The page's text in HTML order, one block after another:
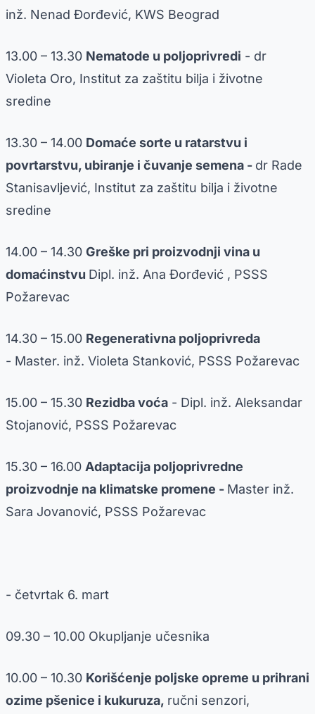
inž. Nenad Đorđević, KWS Beograd
13.00 – 13.30 Nematode u poljoprivredi - dr
Violeta Oro, Institut za zaštitu bilja i životne
sredine
13.30 – 14.00 Domaće sorte u ratarstvu i
povrtarstvu, ubiranje i čuvanje semena - dr Rade
Stanisavljević, Institut za zaštitu bilja i životne
sredine
14.00 – 14.30 Greške pri proizvodnji vina u
domaćinstvu Dipl. inž. Ana Đorđević , PSSS
Požarevac
14.30 – 15.00 Regenerativna poljoprivreda
- Master. inž. Violeta Stanković, PSSS Požarevac
15.00 – 15.30 Rezidba voća - Dipl. inž. Aleksandar
Stojanović, PSSS Požarevac
15.30 – 16.00 Adaptacija poljoprivredne
proizvodnje na klimatske promene - Master inž.
Sara Jovanović, PSSS Požarevac
- četvrtak 6. mart
09.30 – 10.00 Okupljanje učesnika
10.00 – 10.30 Korišćenje poljske opreme u prihrani
ozime pšenice i kukuruza, ručni senzori,